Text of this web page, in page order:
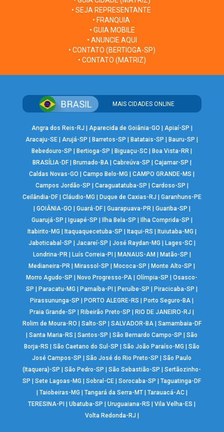
• SEJA REPRESENTANTE
• FRANQUIA
• GUIA MOBILE
• ANUNCIE AQUI
• CONTATO (BERTIOGA-SP)
• CONTATO (MATRIZ)
MAIS CIDADES ONLINE
Angra dos Reis-RJ | Aparecida de Goiânia-GO | Apiaí-SP |
Aracaju-SE | Arujá-SP |Barretos-SP |Batatais-SP |Bauru-SP |
Bebedouro-SP |Bertioga-SP |Biguaçu-SC |Boa Vista-RR |
BRASÍLIA-DF| Brumado-BA| Cabreúva-SP | Cajamar-SP |
Caldas Novas-GO |Campo Belo-MG |CAMPO GRANDE-MS |
Campos Jordão-SP | Caraguatatuba-SP | Cardoso-SP |
Ceilândia-DF| Cláudio-MG | Duque de Caxias-RJ | Garanhuns-PE
| GOIÂNIA-GO | Guará-DF| Guarapuava-PR | Guariba-SP |
Guarujá-SP | Iguapé-SP | Ilha Bela-SP | Ilha Comprida-SP |
Itabirito-MG | Itaquaquecetuba-SP | Itaqui-RS | Ituiutaba-MG |
Jaboticabal-SP | Jacareí-SP | José Raydan-MG | Lages-SC|
Londrina-PR | Luís Correia-PI | MANAUS-AM | Matão-SP |
Medianeira-PR |Mirassol-SP |Mococa-SP |Monte Alto-SP |
Morro Agudo-SP |Novo Progresso-PA |Olímpia-SP |Osasco-
SP |Paracatu-MG |Parnaíba-PI |Peruíbe-SP |Piracicaba-SP |
Pirassununga-SP |PORTO ALEGRE-RS |Porto Seguro-BA |
Praia Grande-SP |Ribeirão Preto-SP |RIO DE JANEIRO-RJ |
Rolim de Moura-RO | Salto-SP | SALVADOR-BA| Samambaia-DF
|Santa Maria-RS |Santos-SP |São Bernardo Campo-SP |São
Borja-RS |São Caetano do Sul-SP |São João Paraíso-MG |São
José Campos-SP |São José do Rio Preto-SP |São Paulo
(Itaquera)-SP |São Pedro-SP |São Sebastião-SP |Sertãozinho-
SP |Sete Lagoas-MG |Sobral-CE |Sorocaba-SP |Taguatinga-DF
| Taiobeiras-MG | Tangará da Serra-MT| Tarauacá-AC|
TERESINA-PI |Ubatuba-SP |Uruguaiana-RS |Vila Velha-ES |
Volta Redonda-RJ |